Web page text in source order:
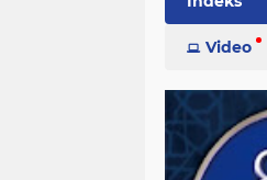
Video